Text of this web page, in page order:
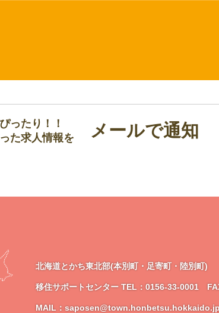
ったり！！
た求人情報を
メールで通知
北海道とかち東北部(本別町・足寄町・陸別町)
移住サポートセンター TEL：0156-33-0001
MAIL：